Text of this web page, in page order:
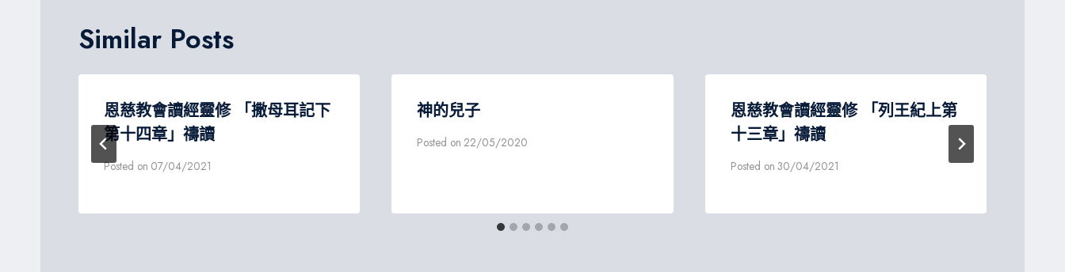
Similar Posts
恩慈教會讀經靈修 「撒母耳記下
第十四章」禱讀
Posted on 07/04/2021
神的兒子
Posted on 22/05/2020
恩慈教會讀經靈修 「列王紀上第
十三章」禱讀
Posted on 30/04/2021